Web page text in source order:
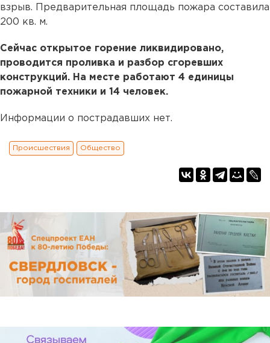
взрыв. Предварительная площадь пожара составила
200 кв. м.
Сейчас открытое горение ликвидировано,
проводится проливка и разбор сгоревших
конструкций. На месте работают 4 единицы
пожарной техники и 14 человек.
Информации о пострадавших нет.
Происшествия Общество